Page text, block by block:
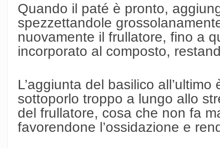
Quando il paté è pronto,
spezzettandole
nuovamente il frullatore, fino a
incorporato al composto,
L’aggiunta del basilico
sottoporlo troppo a lungo allo
del frullatore, cosa che non fa
favorendone l’ossidazione e